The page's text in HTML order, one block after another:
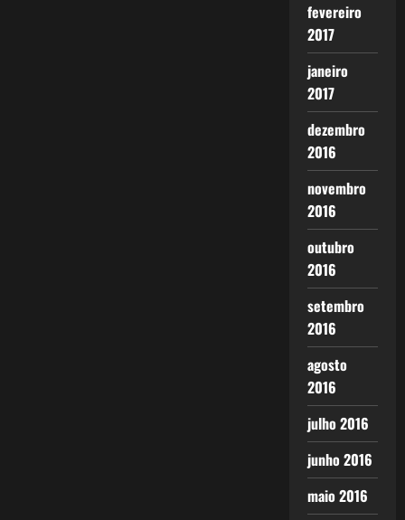
fevereiro
2017
janeiro
2017
dezembro
2016
novembro
2016
outubro
2016
setembro
2016
agosto
2016
julho 2016
junho 2016
maio 2016